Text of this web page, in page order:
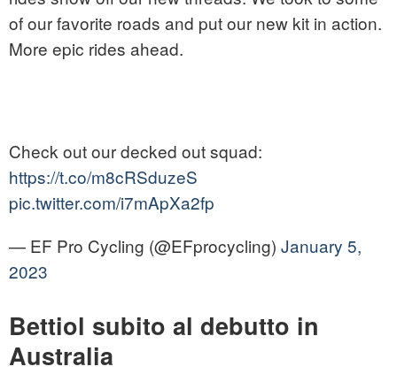
of our favorite roads and put our new kit in action.
More epic rides ahead.
Check out our decked out squad:
https://t.co/m8cRSduzeS
pic.twitter.com/i7mApXa2fp
— EF Pro Cycling (@EFprocycling) January 5,
2023
Bettiol subito al debutto in
Australia